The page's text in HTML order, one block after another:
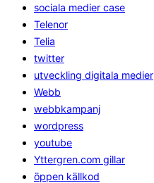
sociala medier case
Telenor
Telia
twitter
utveckling digitala medier
Webb
webbkampanj
wordpress
youtube
Yttergren.com gillar
öppen källkod